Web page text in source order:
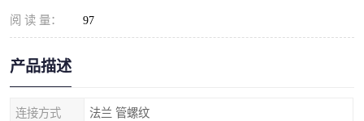
阅 读 量： 97
产品描述
连接方式 法兰 管螺纹